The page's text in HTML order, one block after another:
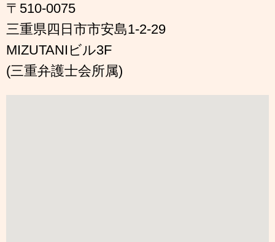
〒510-0075
三重県四日市市安島1-2-29
MIZUTANIビル3F
(三重弁護士会所属)